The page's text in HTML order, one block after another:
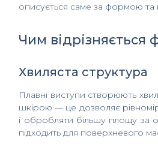
описується саме за формою та
Чим відрізняється
Хвиляста структура
Плавні виступи створюють
шкірою — це дозволяє
і обробляти більшу площу за
підходить для поверхневого